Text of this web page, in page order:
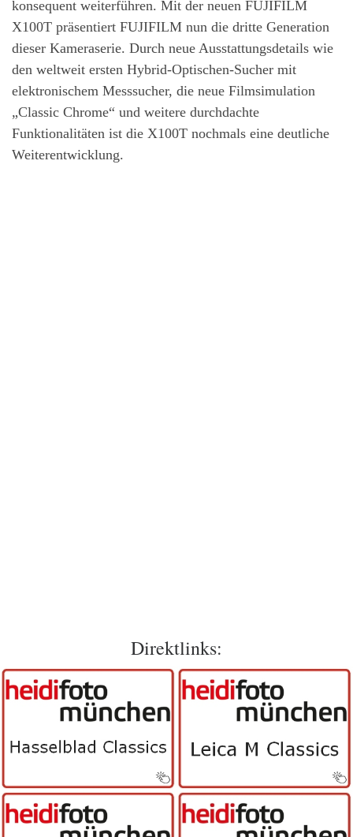
konsequent weiterführen. Mit der neuen FUJIFILM
X100T präsentiert FUJIFILM nun die dritte Generation
dieser Kameraserie. Durch neue Ausstattungsdetails wie
den weltweit ersten Hybrid-Optischen-Sucher mit
elektronischem Messsucher, die neue Filmsimulation
„Classic Chrome“ und weitere durchdachte
Funktionalitäten ist die X100T nochmals eine deutliche
Weiterentwicklung.
Direktlinks: